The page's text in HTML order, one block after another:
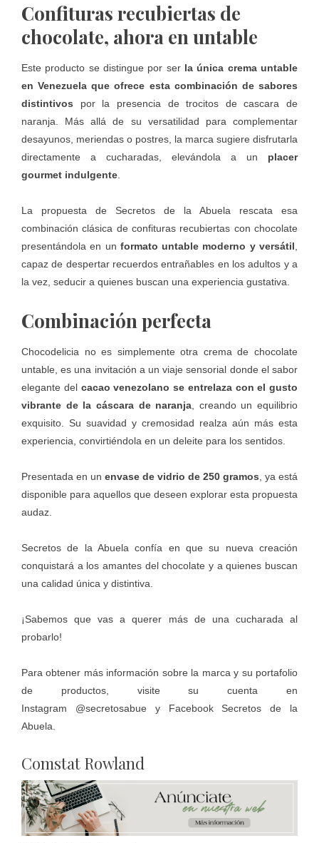
Confituras recubiertas de
chocolate, ahora en untable
Este producto se distingue por ser la única crema untable
en Venezuela que ofrece esta combinación de sabores
distintivos por la presencia de trocitos de cascara de
naranja. Más allá de su versatilidad para complementar
desayunos, meriendas o postres, la marca sugiere disfrutarla
directamente a cucharadas, elevándola a un placer
gourmet indulgente
La propuesta de Secretos de la Abuela rescata esa
combinación clásica de confituras recubiertas con chocolate
presentándola en un formato untable moderno y versátil
capaz de despertar recuerdos entrañables en los adultos y a
la vez, seducir a quienes buscan una experiencia gustativa.
Combinación perfecta
Chocodelicia no es simplemente otra crema de chocolate
untable, es una invitación a un viaje sensorial donde el sabor
elegante del cacao venezolano se entrelaza con el gusto
vibrante de la cáscara de naranja , creando un equilibrio
exquisito. Su suavidad y cremosidad realza aún más esta
experiencia, convirtiéndola en un deleite para los sentidos.
Presentada en un envase de vidrio de 250 gramos , ya está
disponible para aquellos que deseen explorar esta propuesta
audaz.
Secretos de la Abuela confía en que su nueva creación
conquistará a los amantes del chocolate y a quienes buscan
una calidad única y distintiva.
¡Sabemos que vas a querer más de una cucharada al
probarlo!
Para obtener más información sobre la marca y su portafolio
de productos, visite su cuenta en
Instagram @secretosabue y Facebook Secretos de la
Abuela
Comstat Rowland